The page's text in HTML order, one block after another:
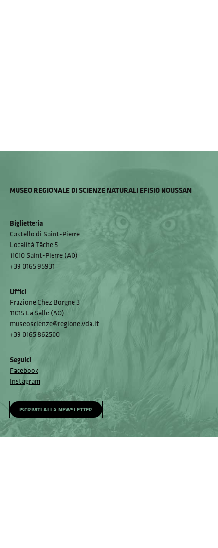
MUSEO REGIONALE DI SCIENZE NATURALI EFISIO NOUSSAN
Biglietteria
Castello di Saint-Pierre
Località Tâche 5
11010 Saint-Pierre (AO)
+39 0165 95931
Uffici
Frazione Chez Borgne 3
11015 La Salle (AO)
museoscienze@regione.vda.it
+39 0165 862500
Seguici
Facebook
Instagram
ISCRIVITI ALLA NEWSLETTER